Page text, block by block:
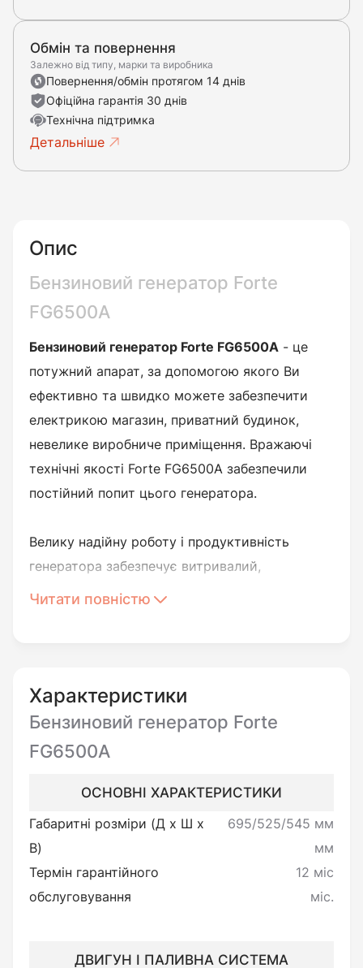
Обмін та повернення
Залежно від типу, марки та виробника
Повернення/обмін протягом 14 днів
Офіційна гарантія 30 днів
Технічна підтримка
Детальніше
Опис
Бензиновий генератор Forte
FG6500A
Бензиновий генератор Forte FG6500A - це
потужний апарат, за допомогою якого Ви
ефективно та швидко можете забезпечити
електрикою магазин, приватний будинок,
невелике виробниче приміщення. Вражаючі
технічні якості Forte FG6500A забезпечили
постійний попит цього генератора.
Велику надійну роботу і продуктивність
генератора забезпечує витривалий,
економічний, чотиритактний одноциліндровий
колесами, що сильно полегшує його
перевезення, незважаючи на значну масу.
Також ця модель оснащена автоматичним
запуском, який запускає генератор у разі
відключення основної мережі електроенергії.
Міні-електростанція Forte FG6500А стоїть на
міцній рамі, яка надійно захищає його від
зовнішніх пошкоджень.
робить його застосування максимально
Читати повністю
Характеристики
Бензиновий генератор Forte
FG6500A
ОСНОВНІ ХАРАКТЕРИСТИКИ
Габаритні розміри (Д х Ш х
В)
695/525/545 мм
мм
Термін гарантійного
обслуговування
12 міс
міс.
ДВИГУН І ПАЛИВНА СИСТЕМА